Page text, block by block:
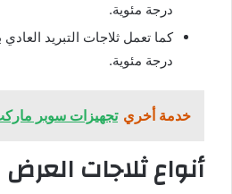
درجة مئوية.
درجة مئوية.
خدمة أخري تجهيزات سوبر
أنواع ثلاجات العرض